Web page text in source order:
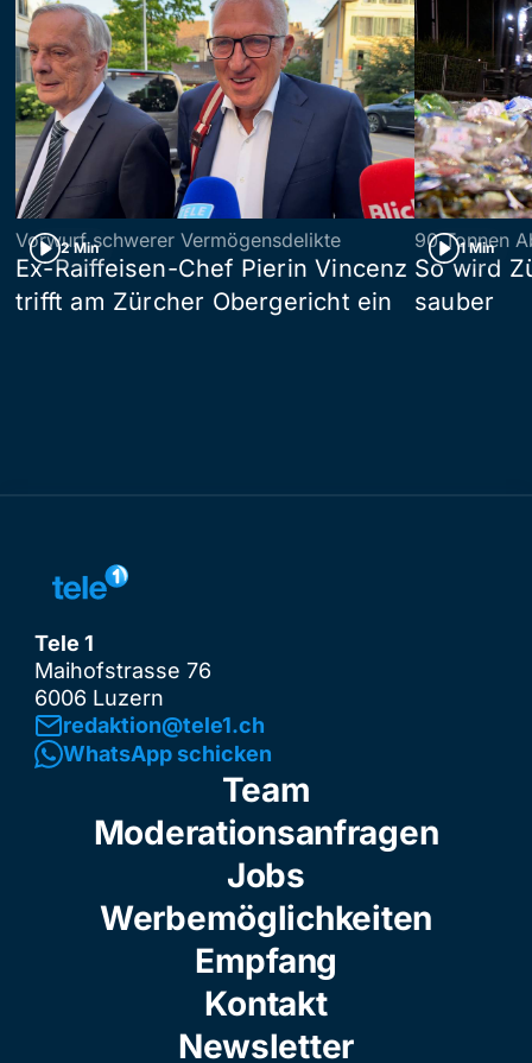
2 Min
Vorwurf schwerer Vermögensdelikte
Ex-Raiffeisen-Chef Pierin Vincenz
trifft am Zürcher Obergericht ein
1 Min
90 Tonnen
So wird
sauber
Tele 1
Maihofstrasse 76
6006 Luzern
redaktion@tele1.ch
WhatsApp schicken
Team
Moderationsanfragen
Jobs
Werbemöglichkeiten
Empfang
Kontakt
Newsletter